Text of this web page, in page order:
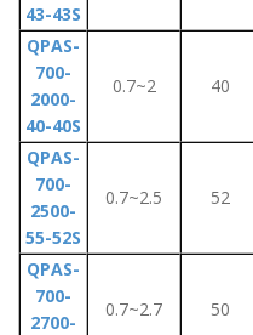
43-43S
QPAS-
700-
2000-
40-40S
0.7~2 40
QPAS-
700-
2500-
55-52S
0.7~2.5 52
QPAS-
700-
2700-
0.7~2.7 50